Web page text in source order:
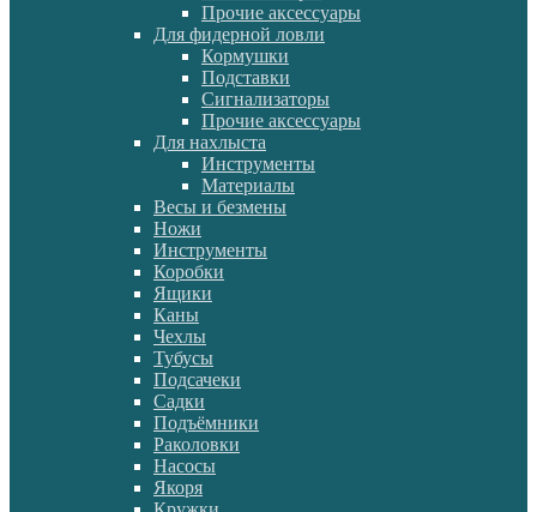
Прочие аксессуары
Для фидерной ловли
Кормушки
Подставки
Сигнализаторы
Прочие аксессуары
Для нахлыста
Инструменты
Материалы
Весы и безмены
Ножи
Инструменты
Коробки
Ящики
Каны
Чехлы
Тубусы
Подсачеки
Садки
Подъёмники
Раколовки
Насосы
Якоря